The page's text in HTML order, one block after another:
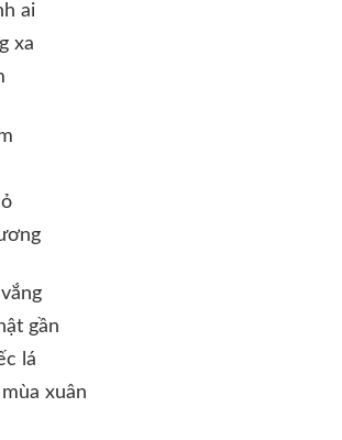
ai
xa
gần
lá
xuân